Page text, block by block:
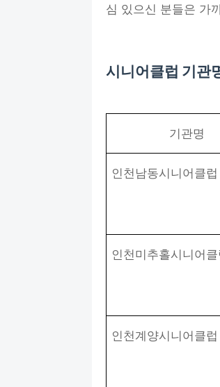
심 있으신 분들은 가
시니어클럽 기관
기관명
인천남동시니어클럽
인천미추홀시니어클
인천계양시니어클럽